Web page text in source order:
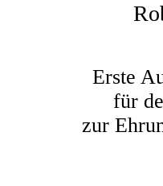
Erste
für
zur